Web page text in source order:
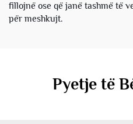
fillojnë ose që janë tashmë të
për meshkujt.
Pyetje të